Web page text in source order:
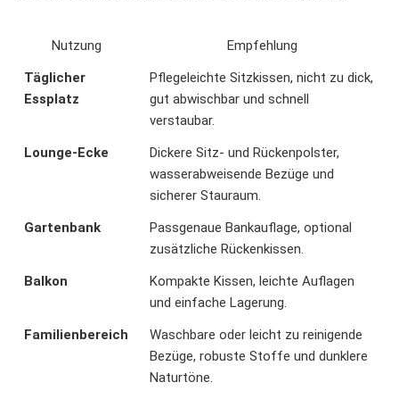
Nutzung
Empfehlung
Täglicher
Essplatz
Pflegeleichte Sitzkissen, nicht zu dick,
gut abwischbar und schnell
verstaubar.
Lounge-Ecke
Dickere Sitz- und Rückenpolster,
wasserabweisende Bezüge und
sicherer Stauraum.
Gartenbank
Passgenaue Bankauflage, optional
zusätzliche Rückenkissen.
Balkon
Kompakte Kissen, leichte Auflagen
und einfache Lagerung.
Familienbereich
Waschbare oder leicht zu reinigende
Bezüge, robuste Stoffe und dunklere
Naturtöne.